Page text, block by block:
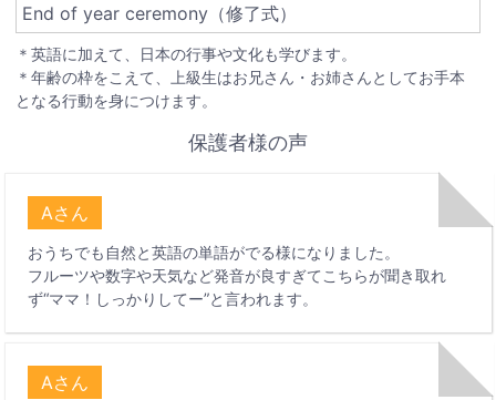
End of year ceremony（修了式）
＊英語に加えて、日本の行事や文化も学びます。
＊年齢の枠をこえて、上級生はお兄さん・お姉さんとしてお手本
となる行動を身につけます。
保護者様の声
Aさん
おうちでも自然と英語の単語がでる様になりました。
フルーツや数字や天気など発音が良すぎてこちらが聞き取れ
ず“ママ！しっかりしてー”と言われます。
Aさん